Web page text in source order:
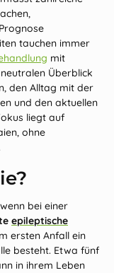
tauchen immer
mit
Überblick
den Alltag mit der
und den aktuellen
liegt auf
ohne
bei einer
epileptische
ersten Anfall ein
besteht. Etwa fünf
in ihrem Leben